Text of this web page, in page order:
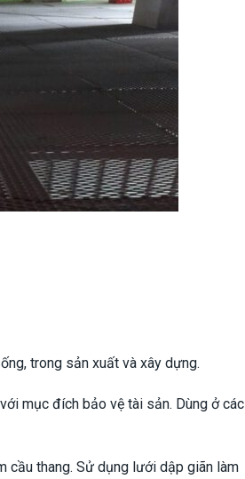
trong sản xuất và xây dựng.
mục đích bảo vệ tài sản. Dùng ở các
cầu thang. Sử dụng lưới dập giãn làm